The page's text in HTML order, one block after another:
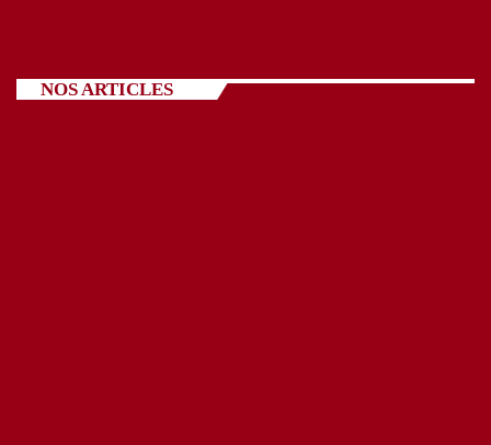
NOS ARTICLES